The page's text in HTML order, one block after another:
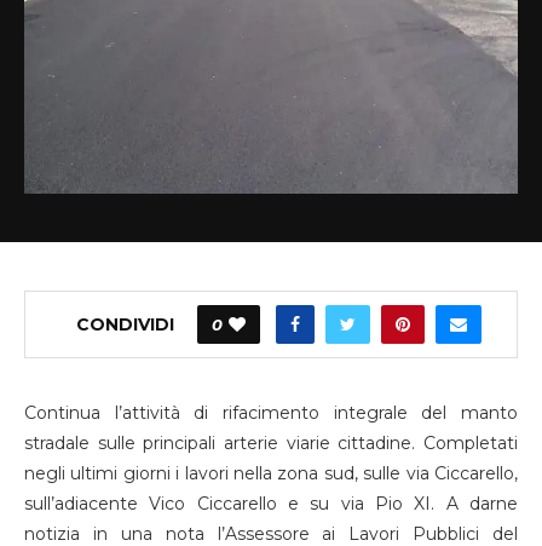
CONDIVIDI 0
Continua l’attività di rifacimento integrale del manto
stradale sulle principali arterie viarie cittadine. Completati
negli ultimi giorni i lavori nella zona sud, sulle via Ciccarello,
sull’adiacente Vico Ciccarello e su via Pio XI. A darne
notizia in una nota l’Assessore ai Lavori Pubblici del